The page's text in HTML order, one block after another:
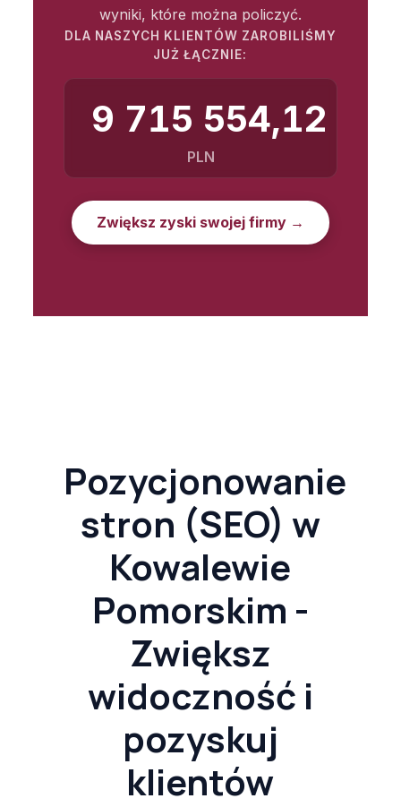
wyniki, które można policzyć.
DLA NASZYCH KLIENTÓW ZAROBILIŚMY
JUŻ ŁĄCZNIE:
9 715 554,41
PLN
Zwiększ zyski swojej firmy →
Pozycjonowanie
stron (SEO) w
Kowalewie
Pomorskim -
Zwiększ
widoczność i
pozyskuj
klientów